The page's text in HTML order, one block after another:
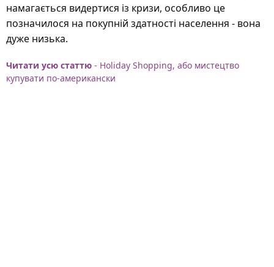
намагається видертися із кризи, особливо це
позначилося на покупній здатності населення - вона
дуже низька.
Читати усю статтю - Holiday Shopping, або мистецтво
купувати по-американски